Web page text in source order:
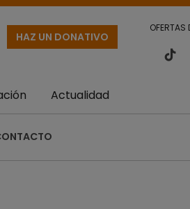
OFERTAS
HAZ UN DONATIVO
Actualidad